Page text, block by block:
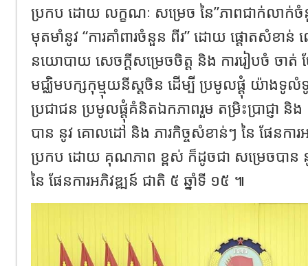
ប្រកប ដោយ លក្ខណៈ សម្រេច នៃ”ភាពជាក់លាក់ចំនួ
មុតមាំនូវ “ការគាំពារចំនួន ពីរ” ដោយ ផ្តោតសំខាន់
នយោបាយ សេចក្តីសម្រេចចិត្ត និង ការរៀបចំ ចាត់
មជ្ឈិមបក្សកុម្មុយនីស្តចិន ដើម្បី ប្រមូលផ្តុំ យ៉ាងទូលំ
ប្រជាជន ប្រមូលផ្តុំគំនិតឯកភាពរួម តម្រិះប្រាជ្ញា និ
បាន នូវ គោលដៅ និង ភារកិច្ចសំខាន់ៗ នៃ ផែនការ
ប្រកប ដោយ គុណភាព ខ្ពស់ ក៏ដូចជា សម្រេចបាន នូវ
នៃ ផែនការអភិវឌ្ឍន៍ ជាតិ ៥ ឆ្នាំទី ១៥ ៕